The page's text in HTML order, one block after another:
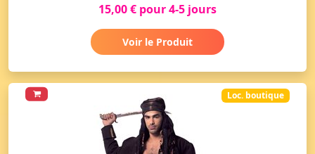
15,00 € pour 4-5 jours
Voir le Produit
Loc. boutique